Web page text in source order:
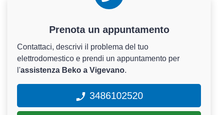
Prenota un appuntamento
Contattaci, descrivi il problema del tuo
elettrodomestico e prendi un appuntamento per
l'assistenza Beko a Vigevano.
3486102520